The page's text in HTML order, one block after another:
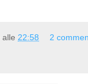
alle 22:58 2